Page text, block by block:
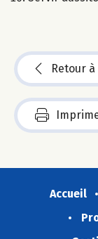
Retour
Accueil